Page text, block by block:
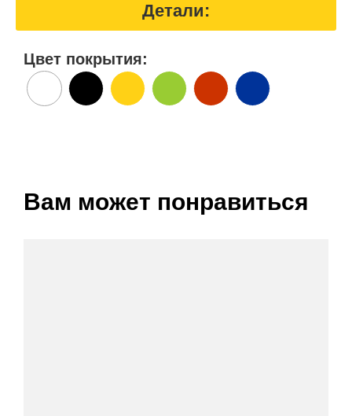
Детали:
Цвет покрытия:
Вам может понравиться